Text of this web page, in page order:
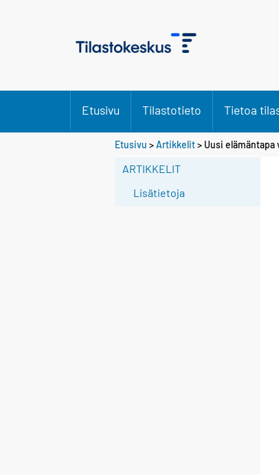
Etusivu Tilastotieto Tietoa
Etusivu >Artikkelit> Uusi
ARTIKKELIT
Lisätietoja